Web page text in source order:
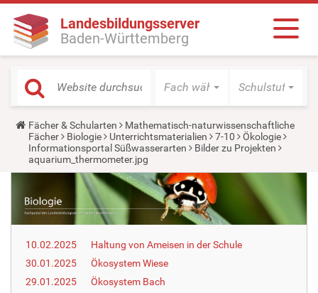
Landesbildungsserver
Baden-Württemberg
Fach wählen Schulstufe
Y
o
u
a
r
e
r
e
Fächer & Schularten
Mathematisch-naturwissenschaftliche
Fächer
Biologie Unterrichtsmaterialien 7-10
Ökologie
Informationsportal Süßwasserarten
Bilder zu Projekten
aquarium_thermometer.jpg
10.02.2025
Haltung von Ameisen in der Schule
30.01.2025
Ökosystem Wiese
29.01.2025
Ökosystem Bach